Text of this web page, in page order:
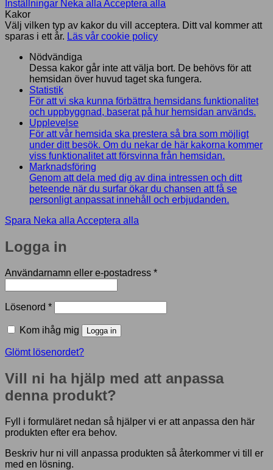
Inställningar Neka alla Acceptera alla
Kakor
Välj vilken typ av kakor du vill acceptera. Ditt val kommer att
sparas i ett år. Läs vår cookie policy
Nödvändiga
Dessa kakor går inte att välja bort. De behövs för att
hemsidan över huvud taget ska fungera.
Statistik
För att vi ska kunna förbättra hemsidans funktionalitet
och uppbyggnad, baserat på hur hemsidan används.
Upplevelse
För att vår hemsida ska prestera så bra som möjligt
under ditt besök. Om du nekar de här kakorna kommer
viss funktionalitet att försvinna från hemsidan.
Marknadsföring
Genom att dela med dig av dina intressen och ditt
beteende när du surfar ökar du chansen att få se
personligt anpassat innehåll och erbjudanden.
Spara Neka alla Acceptera alla
Logga in
Användarnamn eller e-postadress *Obligatoriskt
Lösenord *Obligatoriskt
Kom ihåg mig Logga in
Glömt lösenordet?
Vill ni ha hjälp med att anpassa
denna produkt?
Fyll i formuläret nedan så hjälper vi er att anpassa den här
produkten efter era behov.
Beskriv hur ni vill anpassa produkten så återkommer vi till er
med en lösning.